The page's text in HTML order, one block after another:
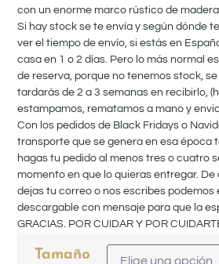
con un enorme marco rústico de
Si hay stock se te envía y según dónde
ver el tiempo de envío, si estás en
casa en 1 o 2 días. Pero lo más normal
de reserva, porque no tenemos stock,
tardarás de 2 a 3 semanas en recibirlo,
estampamos, rematamos a mano y
Con los pedidos de Black Fridays o
transporte que se genera en esa época
hagas tu pedido al menos tres o cuatro
momento en que lo quieras entregar.
dejas tu correo o nos escribes
descargable con mensaje para que la
GRACIAS. POR CUIDAR Y POR
Tamaño